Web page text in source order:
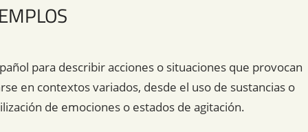
para describir acciones o situaciones que provocan
en contextos variados, desde el uso de sustancias o
de emociones o estados de agitación.